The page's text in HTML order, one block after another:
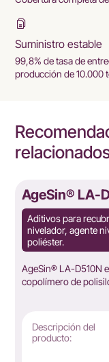
Suministro estable
99,8% de tasa de
producción de 10.000
AgeSin® LA-
Aditivos para
nivelador, agente
poliéster.
AgeSin® LA-D510N
copolímero de
Descripción del
producto: